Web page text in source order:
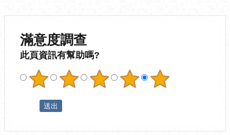
滿意度調查
此頁資訊有幫助嗎?